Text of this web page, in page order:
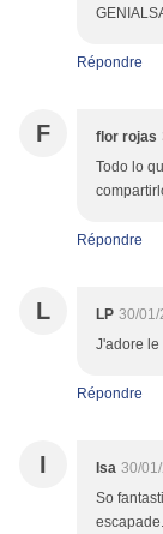
Répondre
F flor rojas
Todo lo
Répondre
L LP 30/01/
J'adore le
Répondre
I Isa 30/
So